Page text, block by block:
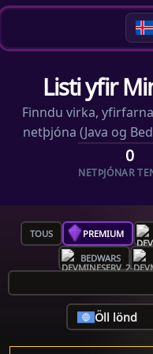
Listi yfir
Finndu virka,
netþjóna (Java og
0
NETÞJÓNAR
TOUS PREMIUM
BEDWARS
Öll lönd